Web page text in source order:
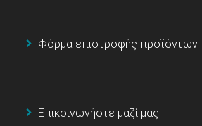
Φόρμα επιστροφής προϊόντων
Επικοινωνήστε μαζί μας